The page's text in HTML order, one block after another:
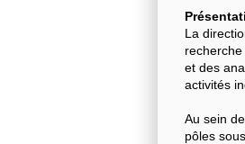
La
et des
activités
Au sein
pôles